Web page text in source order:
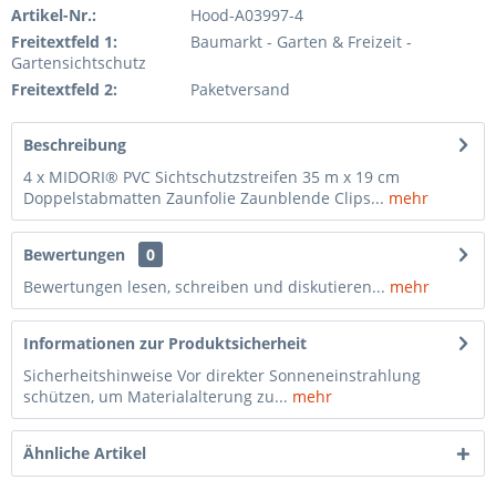
Artikel-Nr.:
Hood-A03997-4
Freitextfeld 1:
Baumarkt - Garten & Freizeit -
Gartensichtschutz
Freitextfeld 2:
Paketversand
Beschreibung
4 x MIDORI® PVC Sichtschutzstreifen 35 m x 19 cm
Doppelstabmatten Zaunfolie Zaunblende Clips... mehr
Bewertungen
0
Bewertungen lesen, schreiben und diskutieren... mehr
Informationen zur Produktsicherheit
Sicherheitshinweise Vor direkter Sonneneinstrahlung
schützen, um Materialalterung zu... mehr
Ähnliche Artikel